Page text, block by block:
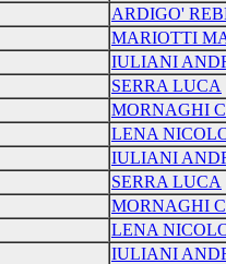
ARDIGO'
MARIOTTI
IULIANI
SERRA LUCA
MORNAGHI
LENA
IULIANI
SERRA LUCA
MORNAGHI
LENA
IULIANI